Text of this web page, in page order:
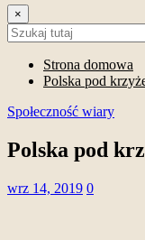
×
Strona domowa
Polska pod
Społeczność wiary
Polska pod
wrz 14, 2019 0